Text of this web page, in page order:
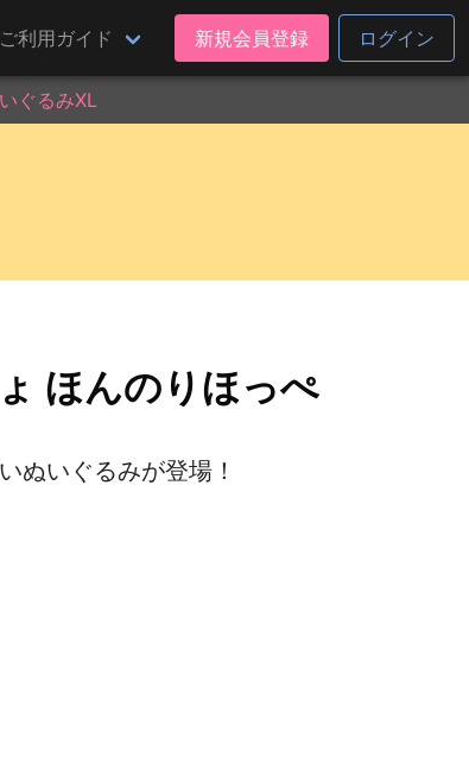
ご利用ガイド 新規会員登録 ログイン
ぐるみXL
ほんのりほっぺ
ぬいぐるみが登場！